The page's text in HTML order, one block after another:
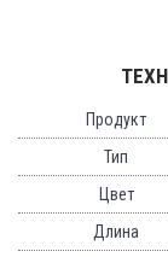
Продукт
Тип
Цвет
Длина